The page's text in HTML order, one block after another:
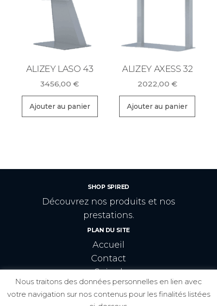
ALIZEY LASO 43
3456,00€
Ajouter au panier
ALIZEY AXESS 32
2022,00 €
Ajouter au panier
Nous traitons des données personnelles en lien avec
votre navigation sur nos contenus pour les finalités listées
SHOP SPIRED
Découvrez nos produits et nos
prestations.
PLAN DU SITE
Accueil
Contact
Spired
CRÉATEURS: